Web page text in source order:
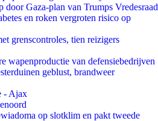
door Gaza-plan van Trumps Vredesraad
en roken vergroten risico op
grenscontroles, tien reizigers
wapenproductie van defensiebedrijven
geblust, brandweer
- Ajax
op slotklim en pakt tweede